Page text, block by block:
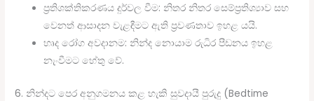
ප්‍රතිශක්තිකරණය දුර්වල වීම: නිතර නිතර සෙම්ප්‍රතිශ්‍යාව සහ
වෙනත් ආසාදන වැළඳීමට ඇති ප්‍රවණතාව ඉහළ යයි.
හෘද රෝග අවදානම: නින්ද නොයාම රුධිර පීඩනය ඉහළ
නැංවීමට හේතු වේ.
6. නින්දට පෙර අනුගමනය කළ හැකි සුවදායී පුරුදු (Bedtime